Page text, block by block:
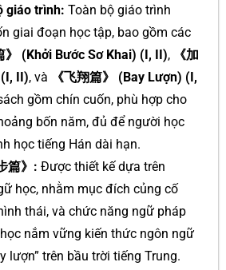
giáo trình: Toàn bộ giáo trình
giai đoạn học tập, bao gồm các
》 (Khởi Bước Sơ Khai) (I, II),
《加
II), và
《飞翔篇》 (Bay Lượn) (I,
gồm chín cuốn, phù hợp cho
bốn năm, đủ để người học
học tiếng Hán dài hạn.
篇》: Được thiết kế dựa trên
học, nhằm mục đích củng cố
thái, và chức năng ngữ pháp
nắm vững kiến thức ngôn ngữ
lượn” trên bầu trời tiếng Trung.